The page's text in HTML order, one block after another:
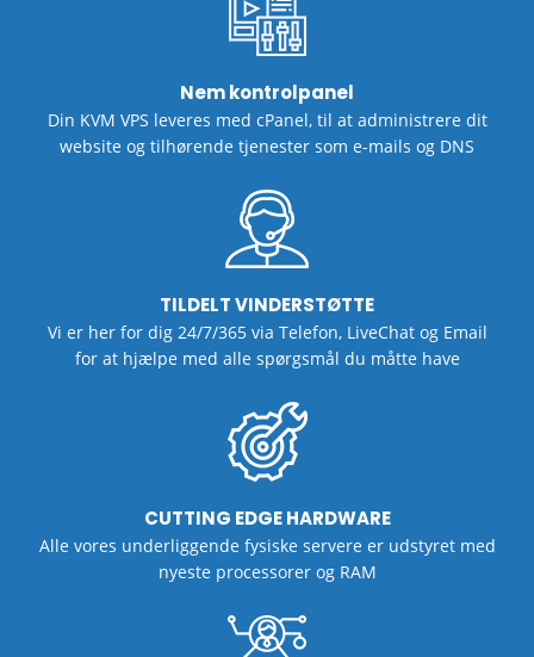
Nem kontrolpanel
Din KVM VPS leveres med cPanel, til at administrere dit
website og tilhørende tjenester som e-mails og DNS
TILDELT VINDERSTØTTE
Vi er her for dig 24/7/365 via Telefon, LiveChat og Email
for at hjælpe med alle spørgsmål du måtte have
CUTTING EDGE HARDWARE
Alle vores underliggende fysiske servere er udstyret med
nyeste processorer og RAM